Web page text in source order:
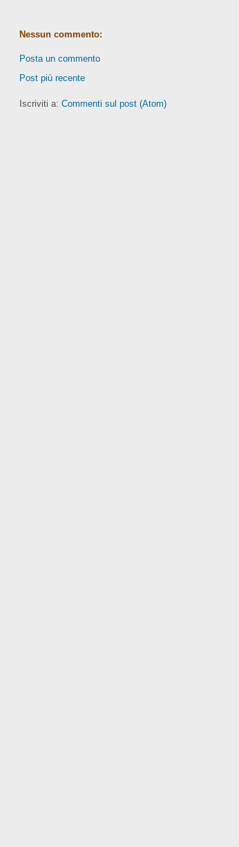
Nessun commento:
Posta un commento
Post più recente
Iscriviti a: Commenti sul post (Atom)